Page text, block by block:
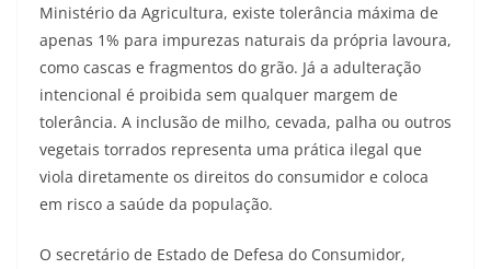
Ministério da Agricultura, existe tolerância máxima de
apenas 1% para impurezas naturais da própria lavoura,
como cascas e fragmentos do grão. Já a adulteração
intencional é proibida sem qualquer margem de
tolerância. A inclusão de milho, cevada, palha ou outros
vegetais torrados representa uma prática ilegal que
viola diretamente os direitos do consumidor e coloca
em risco a saúde da população.
O secretário de Estado de Defesa do Consumidor,